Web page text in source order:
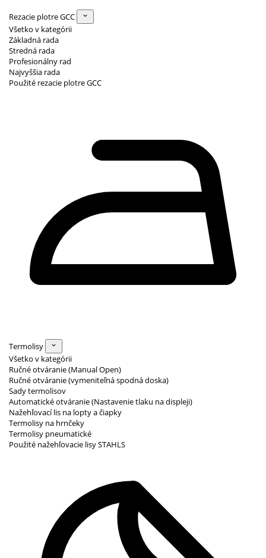
Rezacie plotre GCC
Všetko v kategórii
Základná rada
Stredná rada
Profesionálny rad
Najvyššia rada
Použité rezacie plotre GCC
Termolisy
Všetko v kategórii
Ručné otváranie (Manual Open)
Ručné otváranie (vymeniteľná spodná doska)
Sady termolisov
Automatické otváranie (Nastavenie tlaku na displeji)
Nažehľovací lis na lopty a čiapky
Termolisy na hrnčeky
Termolisy pneumatické
Použité nažehľovacie lisy STAHLS